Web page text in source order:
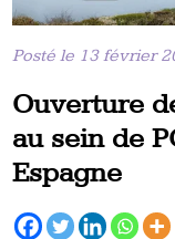
Posté le 13 février
Ouverture
au sein de
Espagne